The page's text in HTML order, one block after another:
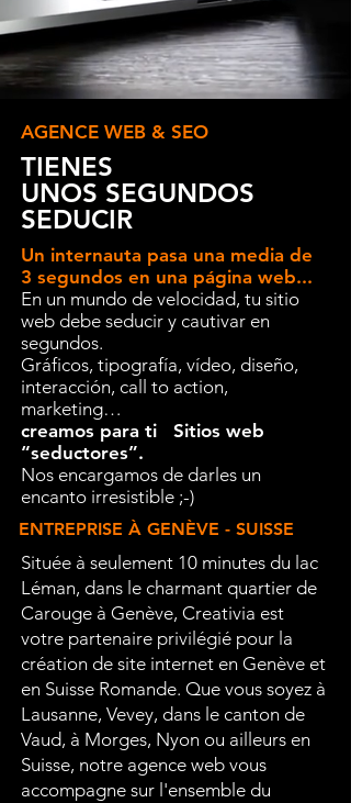
AGENCE WEB & SEO
TIENES
UNOS SEGUNDOS
SEDUCIR
Un internauta pasa una media de
3 segundos en una página web...
En un mundo de velocidad, tu sitio
web debe seducir y cautivar en
segundos.
Gráficos, tipografía, vídeo, diseño,
interacción, call to action,
marketing…
creamos para ti
Sitios web
“seductores”.
Nos encargamos de darles un
encanto irresistible ;-)
ENTREPRISE À GENÈVE - SUISSE
Située à seulement 10 minutes du lac
Léman, dans le charmant quartier de
Carouge à Genève, Creativia est
votre partenaire privilégié pour la
création de site internet en Genève et
en Suisse Romande. Que vous soyez à
Lausanne, Vevey, dans le canton de
Vaud, à Morges, Nyon ou ailleurs en
Suisse, notre agence web vous
accompagne sur l'ensemble du